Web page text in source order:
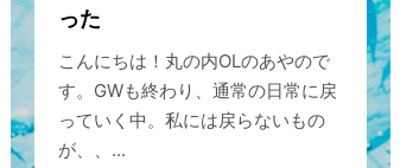
った
こんにちは！丸の内OLのあやので
す。GWも終わり、通常の日常に戻
っていく中。私には戻らないもの
が、、...